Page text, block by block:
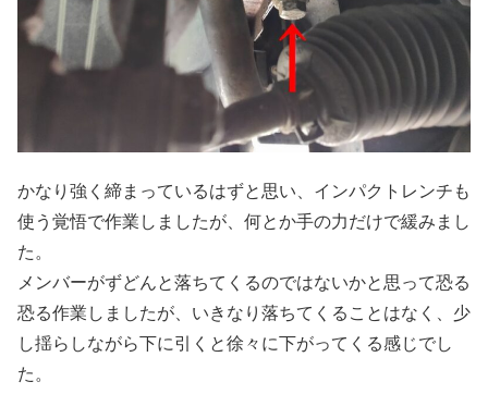
かなり強く締まっているはずと思い、インパクトレンチも
使う覚悟で作業しましたが、何とか手の力だけで緩みまし
た。
メンバーがずどんと落ちてくるのではないかと思って恐る
恐る作業しましたが、いきなり落ちてくることはなく、少
し揺らしながら下に引くと徐々に下がってくる感じでし
た。